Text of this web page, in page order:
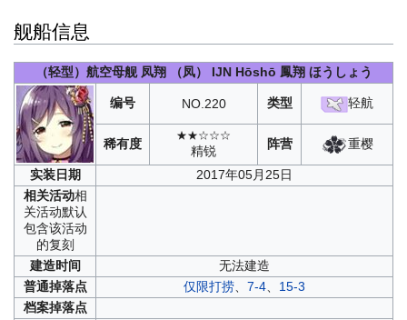
舰船信息
（轻型）航空母舰 凤翔 （凤） IJN Hōshō 鳳翔 ほうしょう
编号 NO.220 类型 轻航
稀有度
★★☆☆☆
精锐 阵营 重樱
实装日期
2017年05月25日
相关活动相
关活动默认
包含该活动
的复刻
建造时间
无法建造
普通掉落点 仅限打捞、 7-4、 15-3
档案掉落点